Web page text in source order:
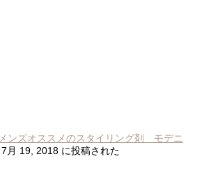
メンズオススメのスタイリング剤 モデニ
7月 19, 2018 に投稿された